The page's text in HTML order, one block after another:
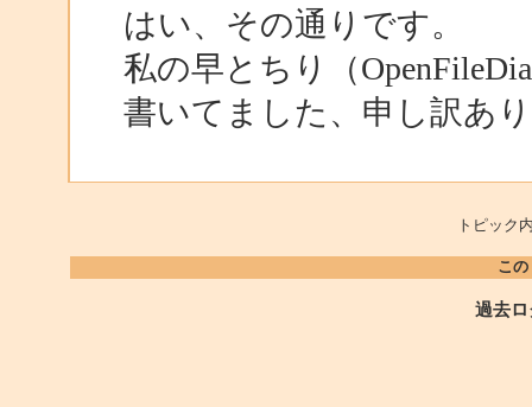
はい、その通りです。
私の早とちり（
書いてました、申し訳あ
トピッ
こ
過去